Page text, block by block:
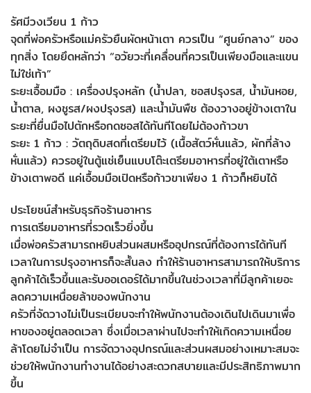
รัศมีวงเวียน 1 ก้าว
จุดที่พ่อครัวหรือแม่ครัวยืนผัดหน้าเตา ควรเป็น “ศูนย์กลาง” ของ
ทุกสิ่ง โดยยึดหลักว่า “อวัยวะที่เคลื่อนที่ควรเป็นเพียงมือและแขน
ไม่ใช่เท้า”
ระยะเอื้อมมือ : เครื่องปรุงหลัก (น้ำปลา, ซอสปรุงรส, น้ำมันหอย,
น้ำตาล, ผงชูรส/ผงปรุงรส) และน้ำมันพืช ต้องวางอยู่ข้างเตาใน
ระยะที่ยื่นมือไปตักหรือกดซอสได้ทันทีโดยไม่ต้องก้าวขา
ระยะ 1 ก้าว : วัตถุดิบสดที่เตรียมไว้ (เนื้อสัตว์หั่นแล้ว, ผักที่ล้าง
หั่นแล้ว) ควรอยู่ในตู้แช่เย็นแบบโต๊ะเตรียมอาหารที่อยู่ใต้เตาหรือ
ข้างเตาพอดี แค่เอื้อมมือเปิดหรือก้าวขาเพียง 1 ก้าวก็หยิบได้
ประโยชน์สำหรับธุรกิจร้านอาหาร
การเตรียมอาหารที่รวดเร็วยิ่งขึ้น
เมื่อพ่อครัวสามารถหยิบส่วนผสมหรืออุปกรณ์ที่ต้องการได้ทันที
เวลาในการปรุงอาหารก็จะสั้นลง ทำให้ร้านอาหารสามารถให้บริการ
ลูกค้าได้เร็วขึ้นและรับออเดอร์ได้มากขึ้นในช่วงเวลาที่มีลูกค้าเยอะ
ลดความเหนื่อยล้าของพนักงาน
ครัวที่จัดวางไม่เป็นระเบียบจะทำให้พนักงานต้องเดินไปเดินมาเพื่อ
หาของอยู่ตลอดเวลา ซึ่งเมื่อเวลาผ่านไปจะทำให้เกิดความเหนื่อย
ล้าโดยไม่จำเป็น การจัดวางอุปกรณ์และส่วนผสมอย่างเหมาะสมจะ
ช่วยให้พนักงานทำงานได้อย่างสะดวกสบายและมีประสิทธิภาพมาก
ขึ้น